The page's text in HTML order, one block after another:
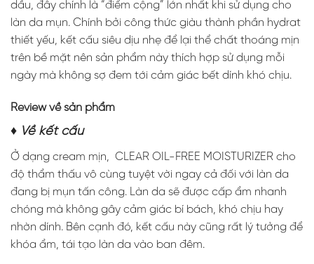
dầu, đây chính là “điểm cộng” lớn nhất khi sử dụng cho
làn da mụn. Chính bởi công thức giàu thành phần hydrat
thiết yếu, kết cấu siêu dịu nhẹ để lại thể chất thoáng mịn
trên bề mặt nên sản phẩm này thích hợp sử dụng mỗi
ngày mà không sợ đem tới cảm giác bết dính khó chịu.
Review về sản phẩm
♦ Về kết cấu
Ở dạng cream mịn, CLEAR OIL-FREE MOISTURIZER cho
độ thẩm thấu vô cùng tuyệt vời ngay cả đối với làn da
đang bị mụn tấn công. Làn da sẽ được cấp ẩm nhanh
chóng mà không gây cảm giác bí bách, khó chịu hay
nhờn dính. Bên cạnh đó, kết cấu này cũng rất lý tưởng để
khóa ẩm, tái tạo làn da vào ban đêm.